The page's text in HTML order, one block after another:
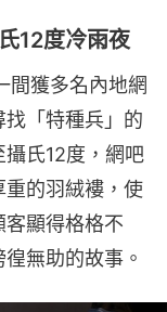
12度冷雨夜
間獲多名內地網
「特種兵」的
氏12度，網吧
重的羽絨褸，使
顯得格格不
無助的故事。